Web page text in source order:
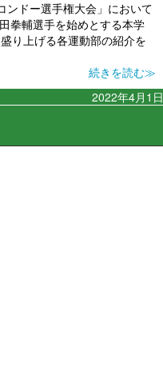
ンドー選手権大会」において
拳輔選手を始めとする本学
り上げる各運動部の紹介を
続きを読む≫
2022年4月1日